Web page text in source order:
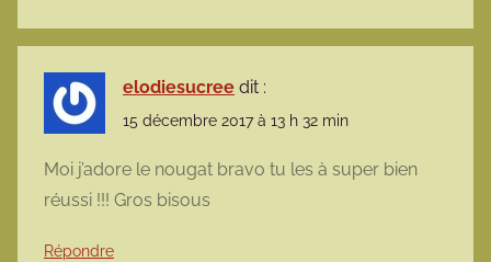
elodiesucree dit :
15 décembre 2017 à 13 h 32 min
Moi j’adore le nougat bravo tu les à super bien
réussi !!! Gros bisous
Répondre